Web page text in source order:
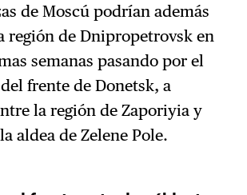
de Moscú podrían además
región de Dnipropetrovsk en
semanas pasando por el
frente de Donetsk, a
la región de Zaporiyia y
aldea de Zelene Pole.